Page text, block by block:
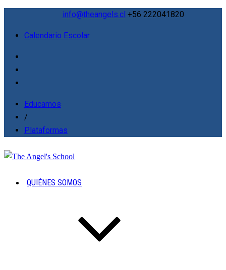
info@theangels.cl +56 222041820
Calendario Escolar
Educamos
/
Plataformas
QUIÉNES SOMOS